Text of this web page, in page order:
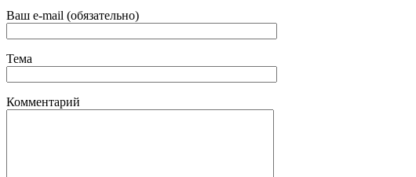
Ваш e-mail (обязательно)
Тема
Комментарий